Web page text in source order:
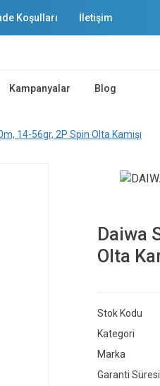
Koşulları İletişim
Kampanyalar Blog
14-56gr, 2P Spin Olta Kamışı
Daiwa
Olta
Stok Kodu
Kategori
Marka
Garanti Süresi